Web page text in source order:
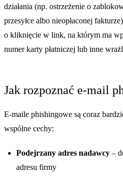
działania (np. ostrzeżenie o
przesyłce albo nieopłaconej
o kliknięcie w link, na którym ma
numer karty płatniczej lub inne
Jak rozpoznać e-mail
E-maile phishingowe są coraz
wspólne cechy:
Podejrzany adres nadawcy –
adresu firmy